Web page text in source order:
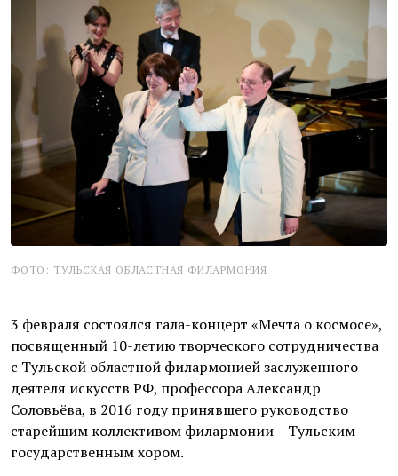
ФОТО: ТУЛЬСКАЯ ОБЛАСТНАЯ ФИЛАРМОНИЯ
3 февраля состоялся гала-концерт «Мечта о космосе»,
посвященный 10-летию творческого сотрудничества
с Тульской областной филармонией заслуженного
деятеля искусств РФ, профессора Александр
Соловьёва, в 2016 году принявшего руководство
старейшим коллективом филармонии – Тульским
государственным хором.